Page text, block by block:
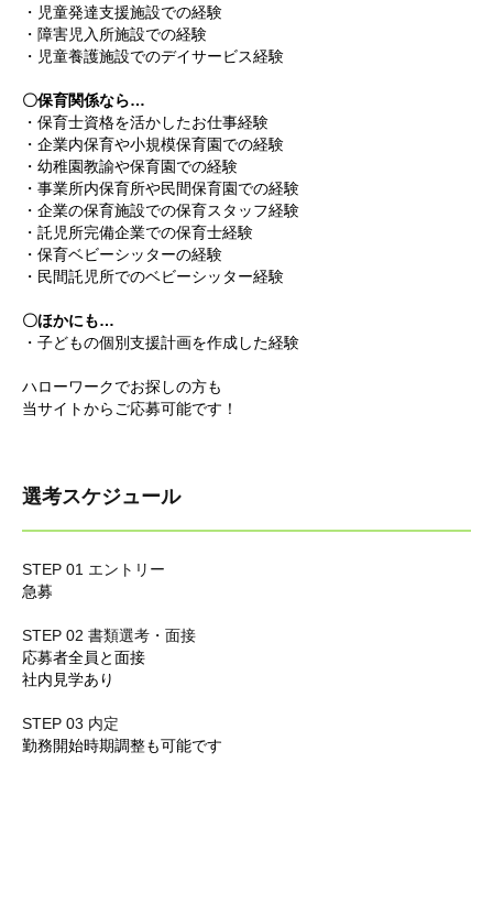
・児童発達支援施設での経験
・障害児入所施設での経験
・児童養護施設でのデイサービス経験
〇保育関係なら…
・保育士資格を活かしたお仕事経験
・企業内保育や小規模保育園での経験
・幼稚園教諭や保育園での経験
・事業所内保育所や民間保育園での経験
・企業の保育施設での保育スタッフ経験
・託児所完備企業での保育士経験
・保育ベビーシッターの経験
・民間託児所でのベビーシッター経験
〇ほかにも…
・子どもの個別支援計画を作成した経験
ハローワークでお探しの方も
当サイトからご応募可能です！
選考スケジュール
STEP 01 エントリー
急募
STEP 02 書類選考・面接
応募者全員と面接
社内見学あり
STEP 03 内定
勤務開始時期調整も可能です